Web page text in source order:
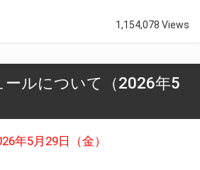
1,154,078 Views
ルについて（2026年5
年5月29日（金）